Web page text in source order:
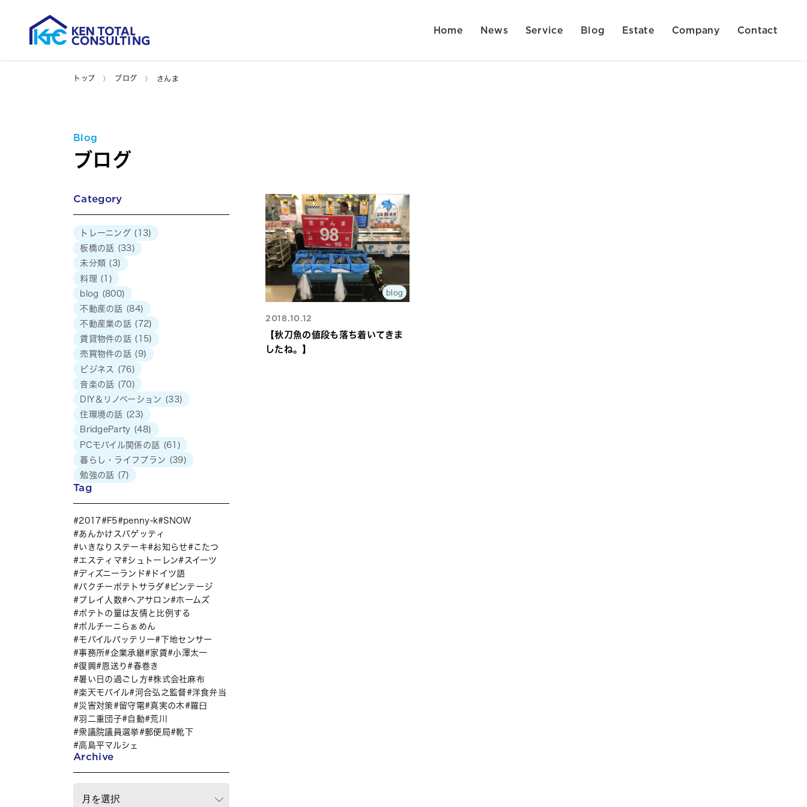
Home News Service Blog Estate Company Contact
トップ ブログ さんま
Blog
ブログ
blog
2018.10.12
【秋刀魚の値段も落ち着いてきま
したね。】
Category
トレーニング (13)
板橋の話 (33)
未分類 (3)
料理 (1)
blog (800)
不動産の話 (84)
不動産業の話 (72)
賃貸物件の話 (15)
売買物件の話 (9)
ビジネス
(76)
音楽の話 (70)
DIY＆リノベーション (33)
住環境の話 (23)
BridgeParty (48)
PCモバイル関係の話 (61)
暮らし・ライフプラン (39)
勉強の話 (7)
Tag
2017 F5 penny-k
SNOW
あんかけスパゲッティ
いきなりステーキ
お知らせ
こたつ
エスティマ
シュトーレン
スイーツ
ディズニーランド
ドイツ語
パクチーポテトサラダ
ビンテージ
プレイ人数
ヘアサロン
ホームズ
ポテトの量は友情と比例する
ポルチーニらぁめん
モバイルバッテリー
下地センサー
事務所
企業承継 家賃
小澤太一
復興
恩送り
春巻き
暑い日の過ごし方
株式会社麻布
楽天モバイル
河合弘之監督
洋食弁当
災害対策
留守電 真実の木
羅臼
羽二重団子
自動
荒川
衆議院議員選挙
郵便局
靴下
高島平マルシェ
Archive